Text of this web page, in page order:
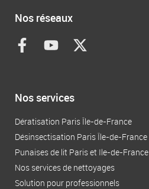
Nos réseaux
F
a
b
o
k
-
f
o
u
e
X
-
t
e
r
Nos services
Dératisation Paris Île-de-France
Désinsectisation Paris Île-de-France
Punaises de lit Paris et Ile-de-France
Nos services de nettoyages
Solution pour professionnels